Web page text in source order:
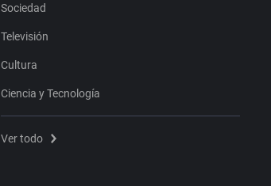
Sociedad
Televisión
Cultura
Ciencia y Tecnología
Ver todo